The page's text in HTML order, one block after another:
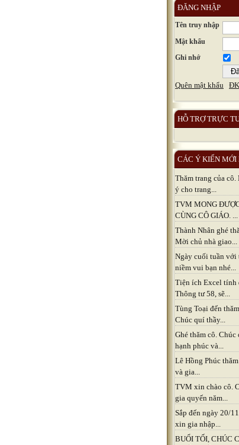
ĐĂNG NHẬP
Tên truy nhập
Mật khẩu
Ghi nhớ
Quên mật khẩu
HỖ TRỢ TRỰC
CÁC Ý KIẾN MỚI
Thăm trang của
ý cho trang...
TVM MONG
CÙNG CÔ GIÁO. ...
Thành Nhân ghé
Mời chủ nhà giao...
Ngày cuối tuần với
niềm vui bạn nhé...
Tiện ích Excel tính
Thông tư 58, sẽ...
Tùng Toại đến
Chúc quí thầy...
Ghé thăm cô. Chúc
hạnh phúc và...
Lê Hồng Phúc
và gia...
TVM xin chào cô.
gia quyến năm...
Sắp đến ngày 20/
xin gia nhập...
BUỔI TỐI, CHÚC